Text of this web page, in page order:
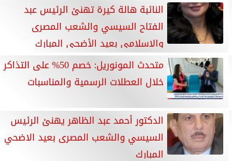
النائبة هالة كيرة تهنئ الرئيس عبد
الفتاح السيسي والشعب المصرى
والإسلامي بعيد الأضحى المبارك
متحدث المونوريل: خصم 50% على التذاكر
خلال العطلات الرسمية والمناسبات
الدكتور أحمد عبد الظاهر يهنئ الرئيس
السيسي والشعب المصرى بعيد الاضحي
المبارك